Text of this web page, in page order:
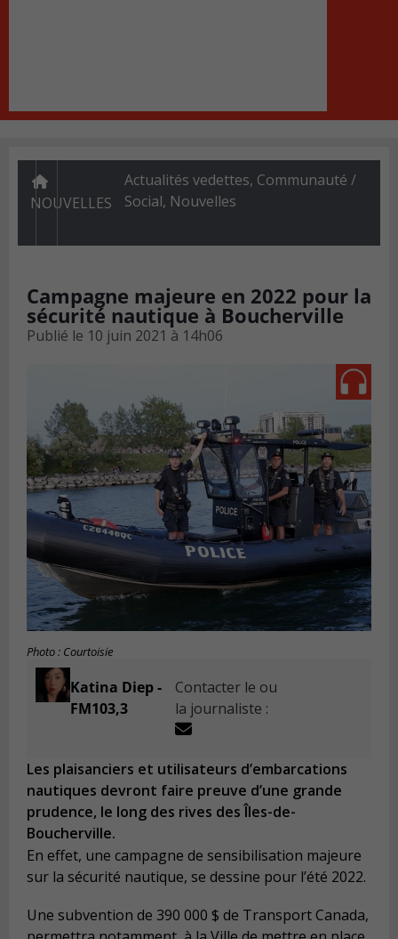
NOUVELLES
Actualités vedettes, Communauté /
Social, Nouvelles
Campagne majeure en 2022 pour la
sécurité nautique à Boucherville
Publié le 10 juin 2021 à 14h06
Photo : Courtoisie
Katina Diep -
FM103,3
Contacter le ou
la journaliste :
Les plaisanciers et utilisateurs d’embarcations
nautiques devront faire preuve d’une grande
prudence, le long des rives des Îles-de-
Boucherville.
En effet, une campagne de sensibilisation majeure
sur la sécurité nautique, se dessine pour l’été 2022.
Une subvention de 390 000 $ de Transport Canada,